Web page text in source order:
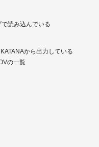
読み込んでいる
から出力している
の一覧